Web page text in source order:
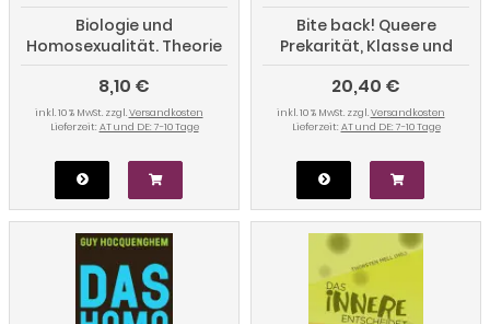
Biologie und
Homosexualität. Theorie
und Anwendung im
gesellschaftlichen
Kontext
8,10 €
inkl. 10 % MwSt. zzgl.Versandkosten
Lieferzeit: AT und DE: 7-10 Tage
Bite back! Queere
Prekarität, Klasse und
unteilbare Solidarität
20,40 €
inkl. 10 % MwSt. zzgl.Versandkosten
Lieferzeit: AT und DE: 7-10 Tage